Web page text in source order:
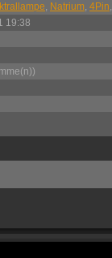
, Natrium, 4Pin
19:38